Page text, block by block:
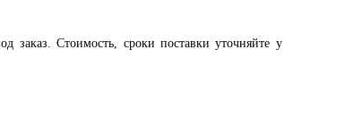
заказ. Стоимость, сроки поставки уточняйте у